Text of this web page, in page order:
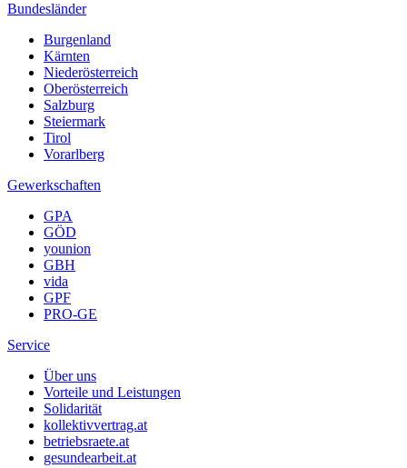
Bundesländer
Burgenland
Kärnten
Niederösterreich
Oberösterreich
Salzburg
Steiermark
Tirol
Vorarlberg
Gewerkschaften
GPA
GÖD
younion
GBH
vida
GPF
PRO-GE
Service
Über uns
Vorteile und Leistungen
Solidarität
kollektivvertrag.at
betriebsraete.at
gesundearbeit.at